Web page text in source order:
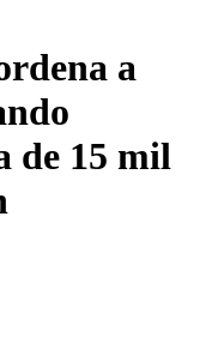
a
de 15 mil